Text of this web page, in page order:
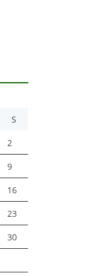
S
2
9
16
23
30